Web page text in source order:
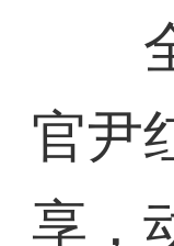
全
官尹
享，